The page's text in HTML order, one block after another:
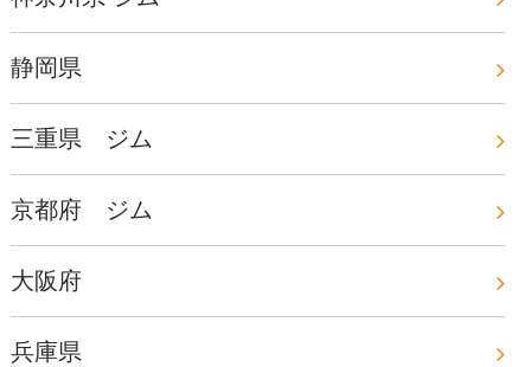
静岡県
三重県 ジム
京都府 ジム
大阪府
兵庫県